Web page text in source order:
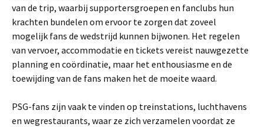
van de trip, waarbij supportersgroepen en fanclubs hun
krachten bundelen om ervoor te zorgen dat zoveel
mogelijk fans de wedstrijd kunnen bijwonen. Het regelen
van vervoer, accommodatie en tickets vereist nauwgezette
planning en coördinatie, maar het enthousiasme en de
toewijding van de fans maken het de moeite waard.
PSG-fans zijn vaak te vinden op treinstations, luchthavens
en wegrestaurants, waar ze zich verzamelen voordat ze